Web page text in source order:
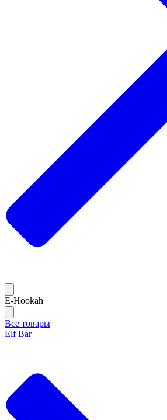
E-Hookah
Все товары
Elf Bar